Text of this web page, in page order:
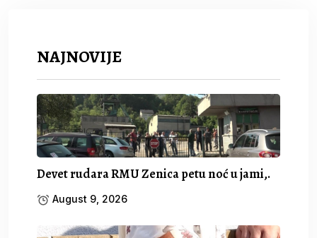
NAJNOVIJE
Devet rudara RMU Zenica petu noć u jami,.
August 9, 2026